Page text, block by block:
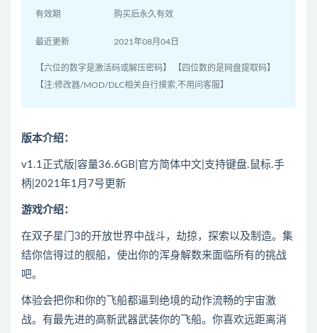
有效期 购买后永久有效
最近更新 2021年08月04日
【六位的数字是激活码或解压密码】 【四位数的是网盘提取码】
【注:修改器/MOD/DLC相关自行摸索,不用问客服】
版本介绍：
v1.1正式版|容量36.6GB|官方简体中文|支持键盘.鼠标.手
柄|2021年1月7号更新
游戏介绍：
在双子星门3的开放世界中战斗，劫掠，探索以及制造。集
结你信得过的舰船，使出你的浑身解数来面临所有的挑战
吧。
体验会把你和你的飞船都逼到绝境的动作流畅的宇宙激
战。有最先进的高新武器武装你的飞船。你喜欢远距离消